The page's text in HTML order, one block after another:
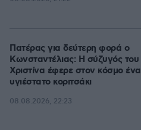
Πατέρας για δεύτερη φορά ο
Κωνσταντέλιας: Η σύζυγός του
Χριστίνα έφερε στον κόσμο ένα
υγιέστατο κοριτσάκι
08.08.2026, 22:23